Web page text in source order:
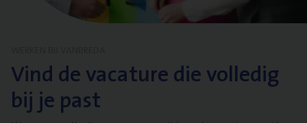
Vind de vacature die volledig
bij je past